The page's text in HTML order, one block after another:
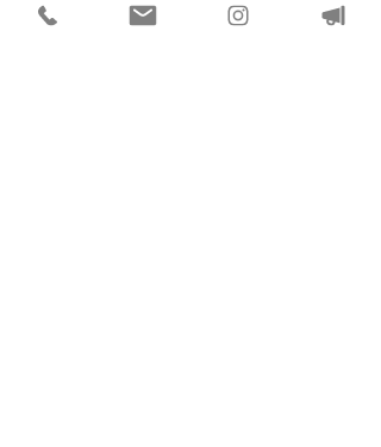
permette di minimizzarle, mantenere la